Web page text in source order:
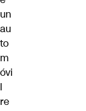
un
au
to
m
óvi
l
re